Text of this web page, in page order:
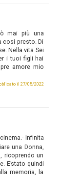
mai più una
cosi presto. Di
Nella vita Sei
i tuoi figli hai
amore mio
il 27/05/2022
- Infinita
una Donna,
ricoprendo un
E’stato quindi
memoria, la